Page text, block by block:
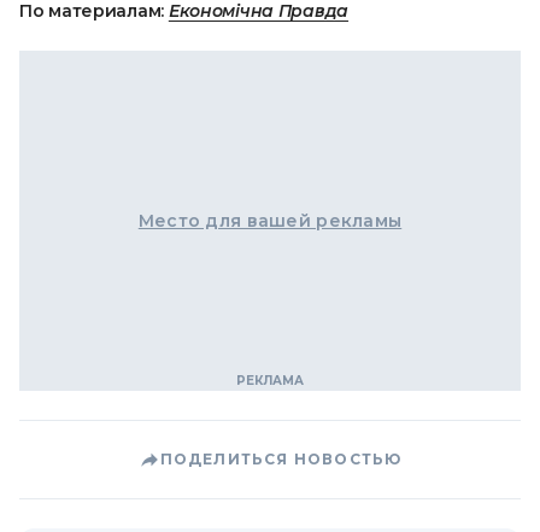
По материалам: Економічна Правда
Место для вашей рекламы
ПОДЕЛИТЬСЯ НОВОСТЬЮ